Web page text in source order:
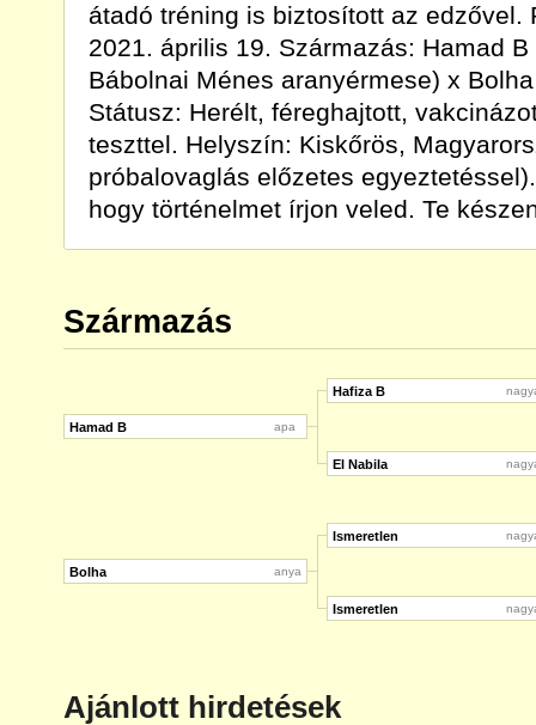
átadó tréning is biztosított az edzővel.
2021. április 19. Származás: Hamad B
Bábolnai Ménes aranyérmese) x
Státusz: Herélt, féreghajtott,
teszttel. Helyszín: Kiskőrös,
próbalovaglás előzetes
hogy történelmet írjon veled. Te
Származás
Hamad B apa
Bolha anya
Hafiza B
El Nabila
Ismeretlen
Ismeretlen
Ajánlott hirdetések